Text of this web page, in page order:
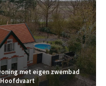
met eigen zwembad